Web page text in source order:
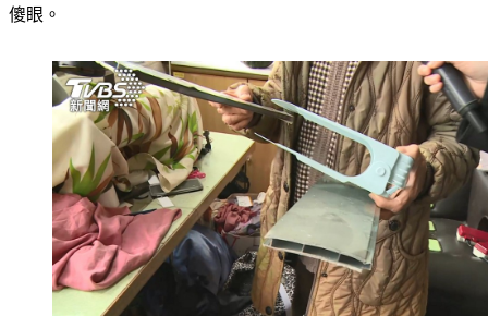
傻眼。